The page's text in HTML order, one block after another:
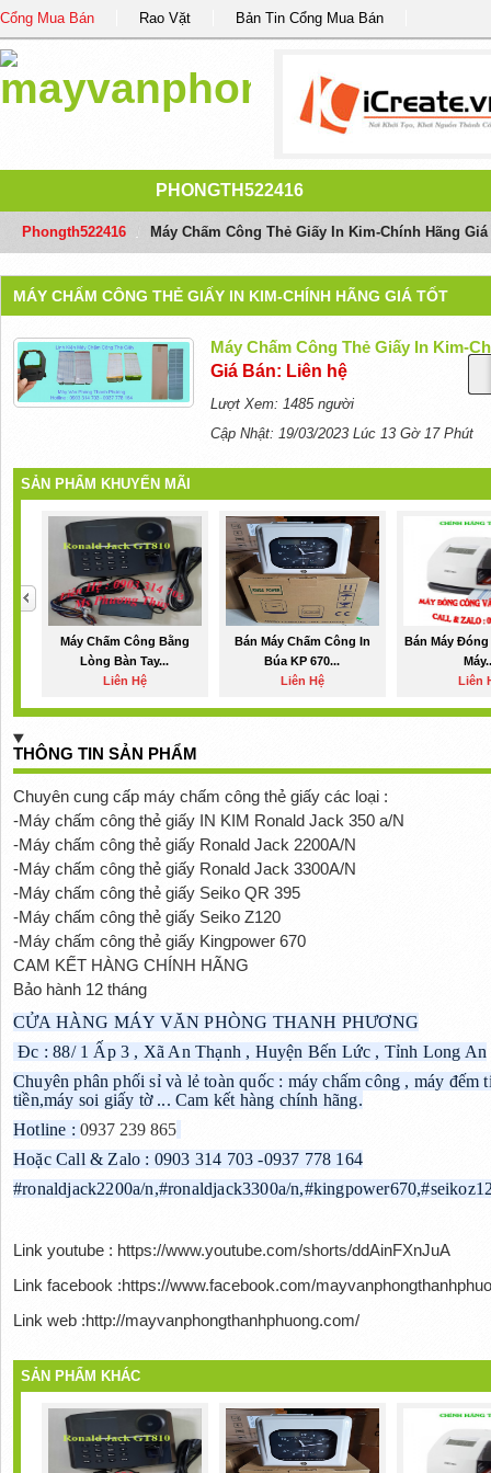
Cổng Mua Bán Rao Vặt Bản Tin Cổng Mua Bán
PHONGTH522416
Phongth522416 Máy Chấm Công Thẻ Giấy In Kim-Chính Hãng Giá
MÁY CHẤM CÔNG THẺ GIẤY IN KIM-CHÍNH HÃNG GIÁ TỐT
Máy Chấm Công Thẻ Giấy In Kim-
Giá Bán: Liên hệ
Lượt Xem: 1485 người
Cập Nhật: 19/03/2023 Lúc 13 Gờ 17 Phút
SẢN PHẨM KHUYẾN MÃI
Máy Chấm Công Bằng
Lòng Bàn Tay...
Liên Hệ
Bán Máy Chấm Công In
Búa KP 670...
Liên Hệ
Bán Máy Đóng
Liên
THÔNG TIN SẢN PHẨM
Chuyên cung cấp máy chấm công thẻ giấy các loại :
-Máy chấm công thẻ giấy IN KIM Ronald Jack 350 a/N
-Máy chấm công thẻ giấy Ronald Jack 2200A/N
-Máy chấm công thẻ giấy Ronald Jack 3300A/N
-Máy chấm công thẻ giấy Seiko QR 395
-Máy chấm công thẻ giấy Seiko Z120
-Máy chấm công thẻ giấy Kingpower 670
CAM KẾT HÀNG CHÍNH HÃNG
Bảo hành 12 tháng
CỬA HÀNG MÁY VĂN PHÒNG THANH PHƯƠNG
Đc : 88/ 1 Ấp 3 , Xã An Thạnh , Huyện Bến Lức , Tỉnh Long An
Chuyên phân phối sỉ và lẻ toàn quốc : máy chấm công , máy đếm
tiền,máy soi giấy tờ ... Cam kết hàng chính hãng.
Hotline : 0937 239 865
Hoặc Call & Zalo : 0903 314 703 -0937 778 164
#ronaldjack2200a/n,#ronaldjack3300a/
Link youtube : https://www.youtube.com/shorts/ddAinFXnJuA
Link facebook :https://www.facebook.com/
Link web :http://mayvanphongthanhphuong.com/
SẢN PHẨM KHÁC